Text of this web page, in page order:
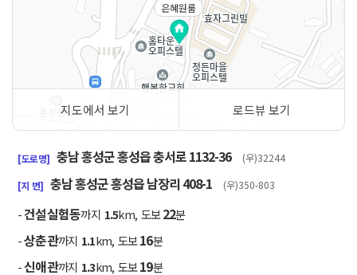
은혜원룸
지도에서 보기 로드뷰 보기
[도로명] 충남 홍성군 홍성읍 충서로 1132-36 (우)32244
[지 번] 충남 홍성군 홍성읍 남장리 408-1 (우)350-803
-건설실험동까지 1.5km, 도보22분
-상춘관까지 1.1km, 도보16분
-신애관까지 1.3km, 도보19분